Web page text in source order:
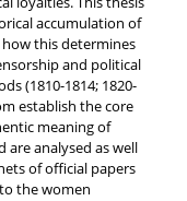
accumulation of
this determines
and political
(1810-1814; 1820-
establish the core
meaning of
analysed as well
of official papers
the women